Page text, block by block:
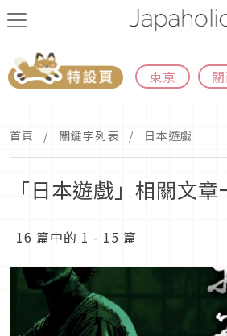
東京
首頁 關鍵字列表 日本遊戲
「日本遊戲」相關文章
16 篇中的 1 - 15 篇